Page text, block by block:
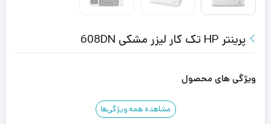
پرینتر HP تک کار لیزر مشکی 608DN
ویژگی های محصول
مشاهده همه ویژگی‌ها